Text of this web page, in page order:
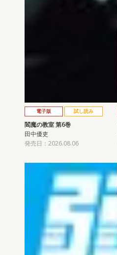
電子版 試し読み
閻魔の教室 第6巻
田中優吏
発売日：2026.08.06